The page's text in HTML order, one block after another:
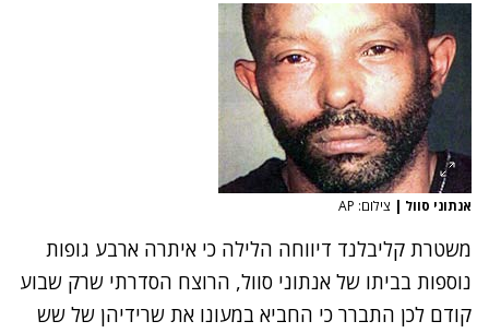
אנתוני סוול | צילום: AP
משטרת קליבלנד דיווחה הלילה כי איתרה ארבע גופות
נוספות בביתו של אנתוני סוול, הרוצח הסדרתי שרק שבוע
קודם לכן התברר כי החביא במעונו את שרידיהן של שש